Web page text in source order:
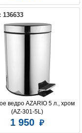
136633
ведро AZARIO 5 л., хром
(AZ-301-5L)
1 950